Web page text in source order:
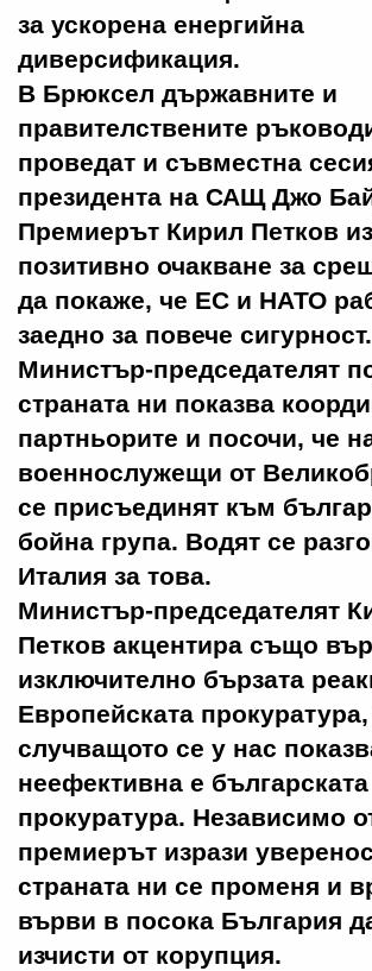
за ускорена енергийна
диверсификация.
В Брюксел държавните и
правителствените
проведат и съвместна
президента на САЩ Джо
Премиерът Кирил Петков
позитивно очакване за
да покаже, че ЕС и НАТО
заедно за повече сигурност.
Министър-председателят
страната ни показва
партньорите и посочи, че
военнослужещи от
се присъединят към
бойна група. Водят се
Италия за това.
Министър-председателят
Петков акцентира също
изключително бързата
Европейската
случващото се у нас
неефективна е българската
прокуратура. Независимо
премиерът изрази
страната ни се променя и
върви в посока България
изчисти от корупция.